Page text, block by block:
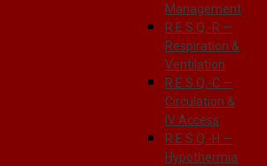
Management
R.E.S.Q.-R —
Respiration &
Ventilation
R.E.S.Q.-C —
Circulation &
IV Access
R.E.S.Q.-H —
Hypothermia